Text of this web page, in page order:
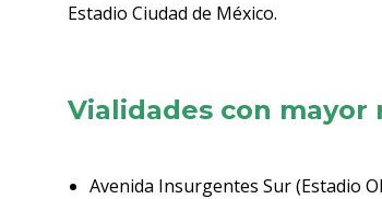
Estadio Ciudad de México.
Vialidades con mayor
Avenida Insurgentes Sur (Estadio